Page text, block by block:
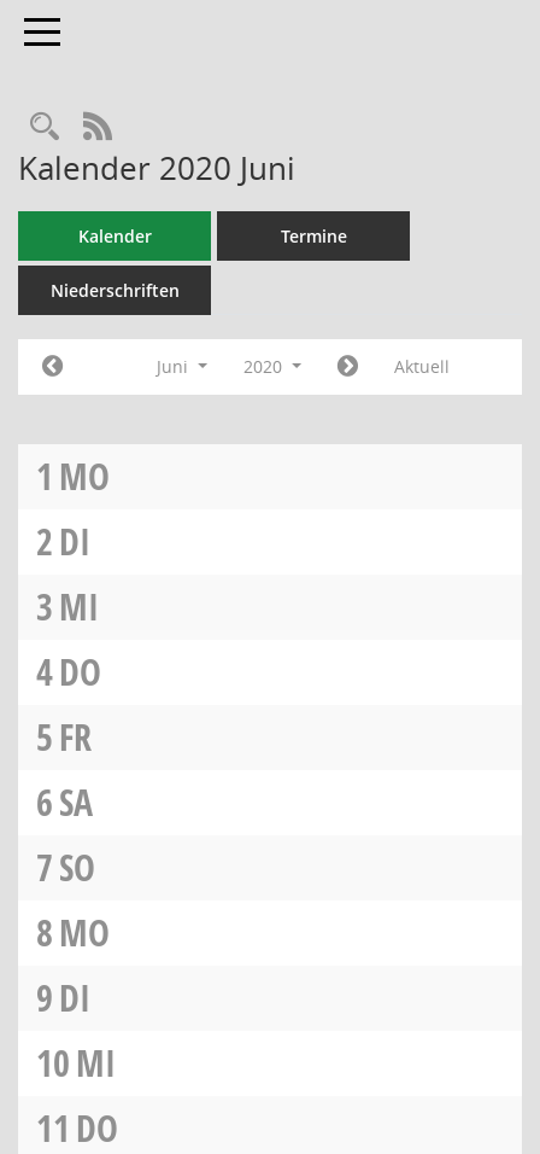
Toggle navigation
RSS-Feed
Kalender 2020 Juni
Kalender Termine
Niederschriften
Juni 2020 Aktuell
1 MO
2DI
3MI
4DO
5FR
6SA
7SO
8MO
9DI
10MI
11 DO